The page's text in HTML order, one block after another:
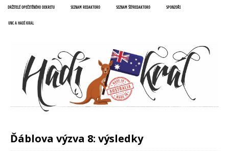
DRŽITELÉ OPEČETĚNÉHO DEKRETU SEZNAM REDAKTORŮ SEZNAM ŠÉFREDAKTORŮ SPONZOŘI
UNC A HADÍ KRÁL
Ďáblova výzva 8: výsledky